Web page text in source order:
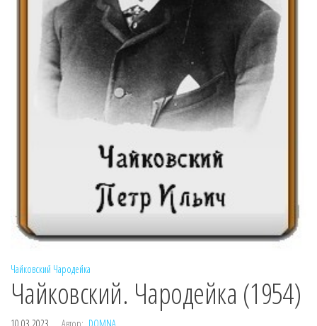
Чайковский Чародейка
Чайковский. Чародейка (1954)